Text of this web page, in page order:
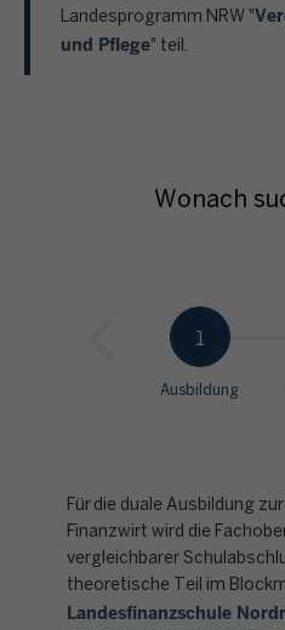
Landesprogramm NRW "
und Pflege" teil.
Wonach
1
Ausbildung
Für die duale Ausbildung
Finanzwirt wird die
vergleichbarer
theoretische Teil im
Landesfinanzschule